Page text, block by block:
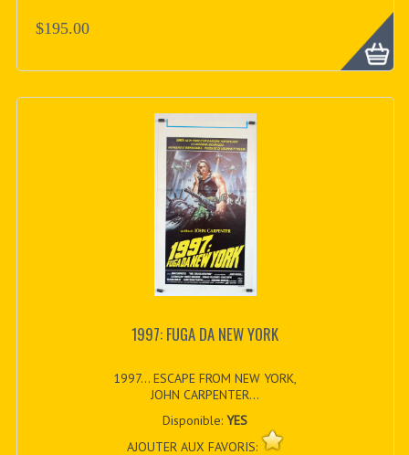
$195.00
1997: FUGA DA NEW YORK
1997... ESCAPE FROM NEW YORK,
JOHN CARPENTER...
Disponible:YES
AJOUTER AUX FAVORIS: